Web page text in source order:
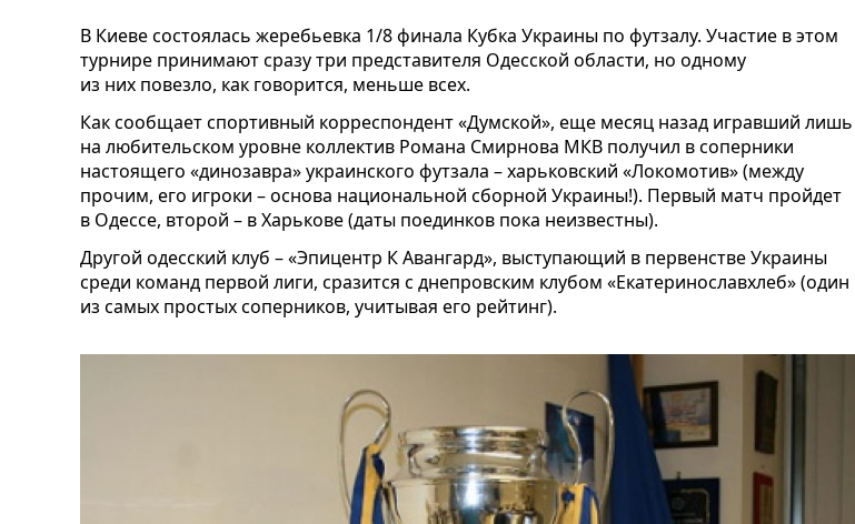
В Киеве состоялась жеребьевка 1/8 финала Кубка Украины по футзалу. Участие в этом
турнире принимают сразу три представителя Одесской области, но одному
из них повезло, как говорится, меньше всех.
Как сообщает спортивный корреспондент «Думской», еще месяц назад игравший лишь
на любительском уровне коллектив Романа Смирнова МКВ получил в соперники
настоящего «динозавра» украинского футзала – харьковский «Локомотив» (между
прочим, его игроки – основа национальной сборной Украины!). Первый матч пройдет
в Одессе, второй – в Харькове (даты поединков пока неизвестны).
Другой одесский клуб – «Эпицентр К Авангард», выступающий в первенстве Украины
среди команд первой лиги, сразится с днепровским клубом «Екатеринославхлеб» (один
из самых простых соперников, учитывая его рейтинг).